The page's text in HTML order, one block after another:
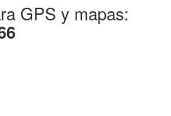
GPS y mapas: